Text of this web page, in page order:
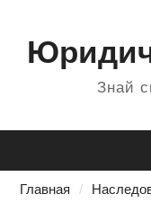
содержанию
Знай
Главная